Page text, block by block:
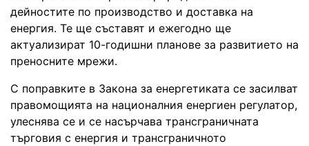
дейностите по производство и доставка на
енергия. Те ще съставят и ежегодно ще
актуализират 10-годишни планове за развитието на
преносните мрежи.
С поправките в Закона за енергетиката се засилват
правомощията на националния енергиен регулатор,
улеснява се и се насърчава трансграничната
търговия с енергия и трансграничното